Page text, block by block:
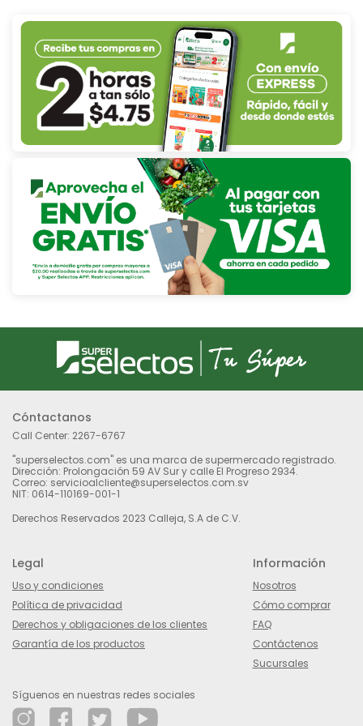
Cóntactanos
Call Center: 2267-6767
"superselectos.com" es una marca de supermercado registrado.
Dirección: Prolongación 59 AV Sur y calle El Progreso 2934.
Correo: servicioalcliente@superselectos.com.sv
NIT: 0614-110169-001-1
Derechos Reservados 2023 Calleja, S.A de C.V.
Legal
Uso y condiciones
Política de privacidad
Derechos y obligaciones de los clientes
Garantía de los productos
Información
Nosotros
Cómo comprar
FAQ
Contáctenos
Sucursales
Síguenos en nuestras redes sociales